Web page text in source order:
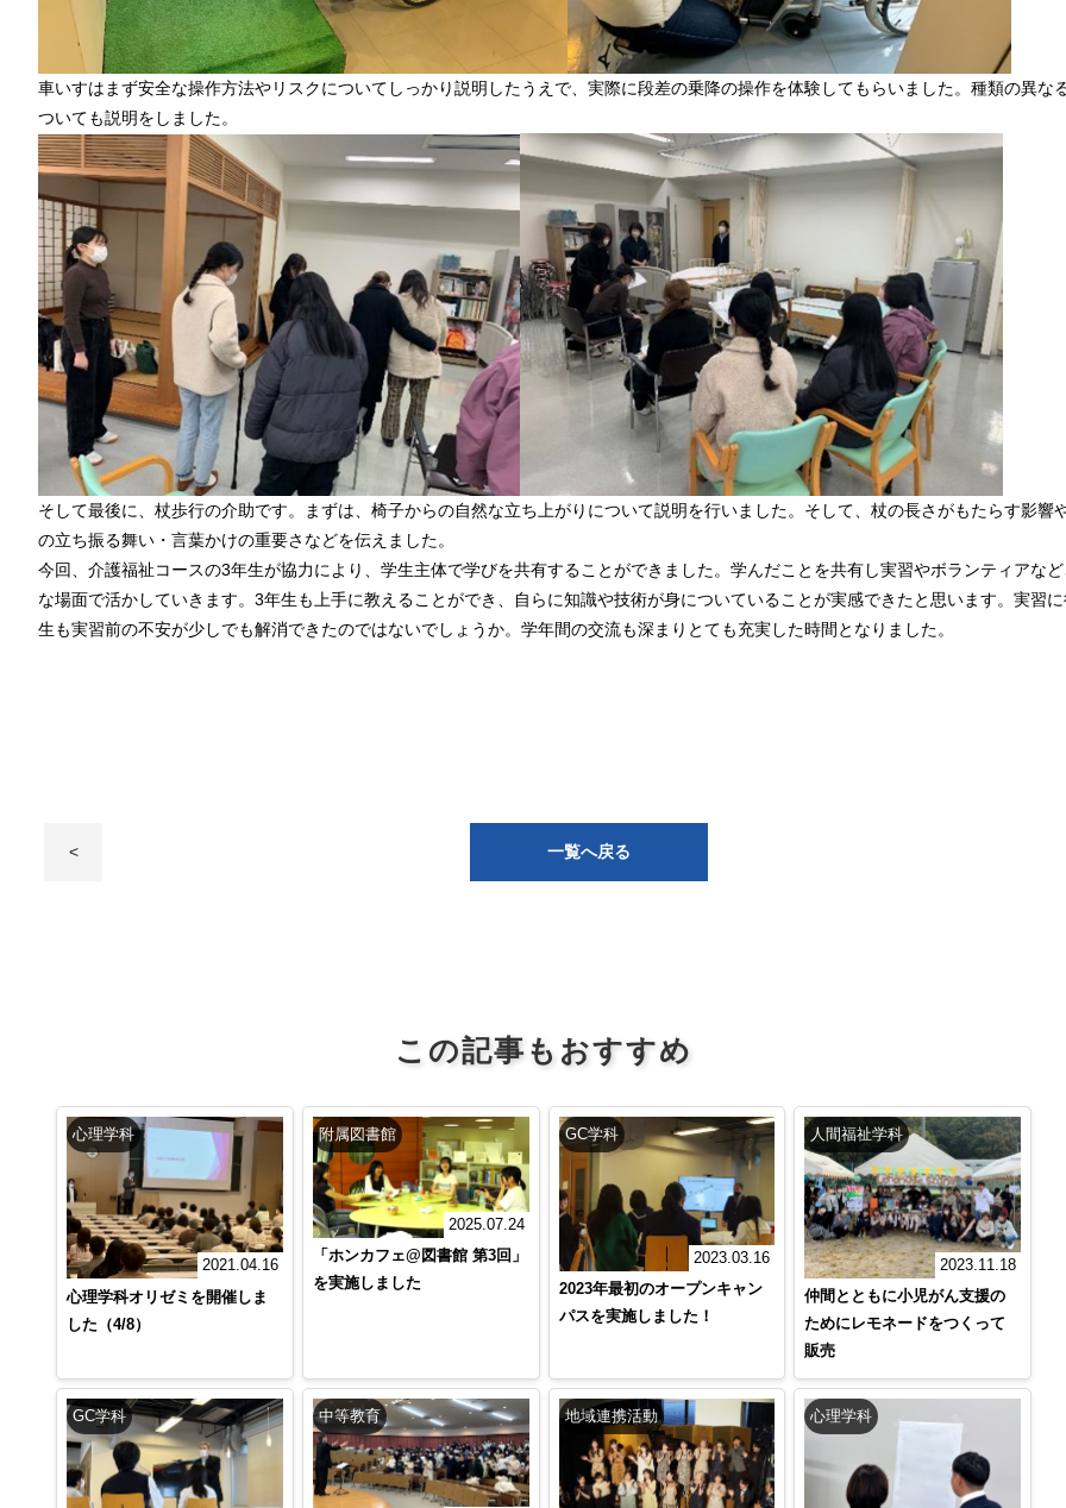
車いすはまず安全な操作方法やリスクについてしっかり説明したうえで、実際に段差の乗降の操作を体験してもらいました。種類の異な
ついても説明をしました。
そして最後に、杖歩行の介助です。まずは、椅子からの自然な立ち上がりについて説明を行いました。そして、杖の長さがもたらす影響
の立ち振る舞い・言葉かけの重要さなどを伝えました。
今回、介護福祉コースの3年生が協力により、学生主体で学びを共有することができました。学んだことを共有し実習やボランティアな
な場面で活かしていきます。3年生も上手に教えることができ、自らに知識や技術が身についていることが実感できたと思います。実習
生も実習前の不安が少しでも解消できたのではないでしょうか。学年間の交流も深まりとても充実した時間となりました。
< 一覧へ戻る
この記事もおすすめ
心理学科
2021.04.16
心理学科オリゼミを開催しま
した（4/8）
附属図書館
2025.07.24
「ホンカフェ@図書館 第3回」
を実施しました
GC学科
2023.03.16
2023年最初のオープンキャン
パスを実施しました！
人間福祉学科
2023.11.18
仲間とともに小児がん支援の
ためにレモネードをつくって
販売
GC学科 中等教育 地域連携活動 心理学科